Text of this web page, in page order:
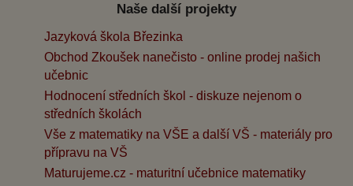
Naše další projekty
Jazyková škola Březinka
Obchod Zkoušek nanečisto - online prodej našich
učebnic
Hodnocení středních škol - diskuze nejenom o
středních školách
Vše z matematiky na VŠE a další VŠ - materiály pro
přípravu na VŠ
Maturujeme.cz - maturitní učebnice matematiky